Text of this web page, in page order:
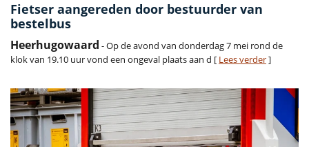
Fietser aangereden door bestuurder van
bestelbus
Heerhugowaard - Op de avond van donderdag 7 mei rond de
klok van 19.10 uur vond een ongeval plaats aan d [ Lees verder]